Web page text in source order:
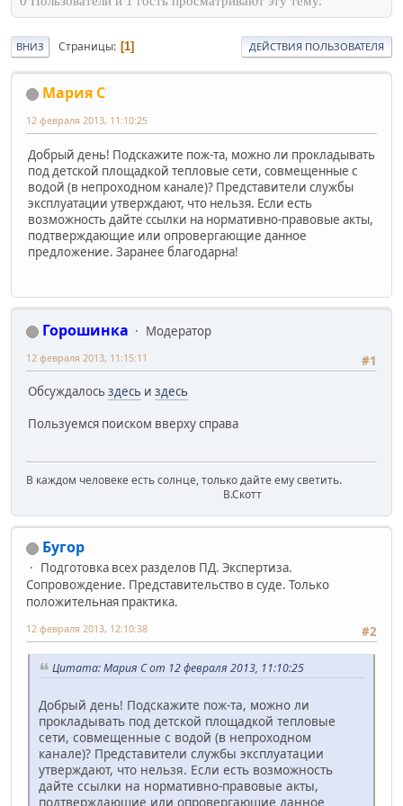
ВНИЗ Страницы 1 ДЕЙСТВИЯ ПОЛЬЗОВАТЕЛЯ
Мария С
12 февраля 2013, 11:10:25
Добрый день! Подскажите пож-та, можно ли прокладывать
под детской площадкой тепловые сети, совмещенные с
водой (в непроходном канале)? Представители службы
эксплуатации утверждают, что нельзя. Если есть
возможность дайте ссылки на нормативно-правовые акты,
подтверждающие или опровергающие данное
предложение. Заранее благодарна!
Горошинка
Модератор
#1
12 февраля 2013, 11:15:11
Обсуждалосьздесь и здесь
Пользуемся поиском вверху справа
В каждом человеке есть солнце, только дайте ему светить.
В.Скотт
Бугор
Подготовка всех разделов ПД. Экспертиза.
Сопровождение. Представительство в суде. Только
положительная практика.
#2
12 февраля 2013, 12:10:38
Цитата: Мария С от 12 февраля 2013, 11:10:25
Добрый день! Подскажите пож-та, можно ли
прокладывать под детской площадкой тепловые
сети, совмещенные с водой (в непроходном
канале)? Представители службы эксплуатации
утверждают, что нельзя. Если есть возможность
дайте ссылки на нормативно-правовые акты,
подтверждающие или опровергающие данное